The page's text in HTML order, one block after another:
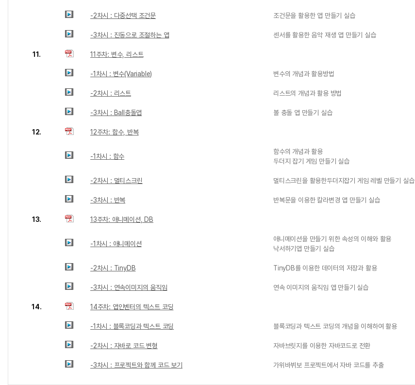
-2차시 : 다중선택 조건문 조건문을 활용한 앱 만들기 실습
-3차시 : 진동으로 조절하는 앱 센서를 활용한 음악 재생 앱 만들기 실습
11. 11주차: 변수, 리스트
-1차시 : 변수(Variable) 변수의 개념과 활용방법
-2차시 : 리스트 리스트의 개념과 활용 방법
-3차시 : Ball충돌앱 볼 충돌 앱 만들기 실습
12. 12주차: 함수, 반복
-1차시 : 함수
함수의 개념과 활용
두더지 잡기 게임 만들기 실습
-2차시 : 멀티스크린 멀티스크린을 활용한두더지잡기 게임 레벨 만들기 실습
-3차시 : 반복 반복문을 이용한 칼라변경 앱 만들기 실습
13. 13주차: 애니메이션, DB
-1차시 : 애니메이션
애니메이션을 만들기 위한 속성의 이해와 활용
낙서하기앱 만들기 실습
-2차시 : TinyDB TinyDB를 이용한 데이터의 저장과 활용
-3차시 : 연속이미지의 움직임 연속 이미지의 움직임 앱 만들기 실습
14. 14주차: 앱인벤터의 텍스트 코딩
-1차시 : 블록코딩과 텍스트 코딩 블록코딩과 텍스트 코딩의 개념을 이해하여 활용
-2차시 : 자바로 코드 변형 자바브릿지를 이용한 자바코드로 전환
-3차시 : 프로젝트와 함께 코드 보기 가위바뷔보 프로젝트에서 자바 코드를 추출